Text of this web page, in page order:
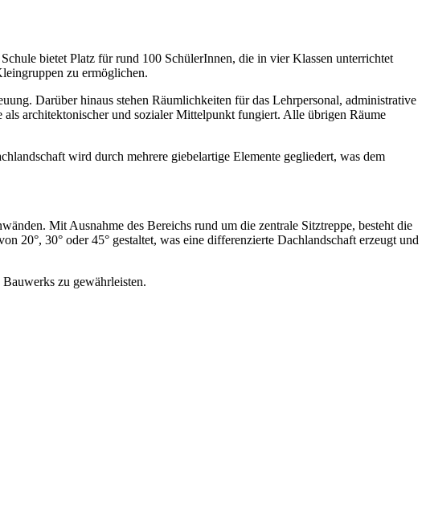
bietet Platz für rund 100 SchülerInnen, die in vier Klassen unterrichtet
zu ermöglichen.
Darüber hinaus stehen Räumlichkeiten für das Lehrpersonal, administrative
architektonischer und sozialer Mittelpunkt fungiert. Alle übrigen Räume
wird durch mehrere giebelartige Elemente gegliedert, was dem
Mit Ausnahme des Bereichs rund um die zentrale Sitztreppe, besteht die
20°, 30° oder 45° gestaltet, was eine differenzierte Dachlandschaft erzeugt und
zu gewährleisten.